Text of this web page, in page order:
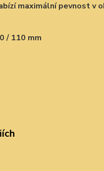
maximální pevnost v
/ 110 mm